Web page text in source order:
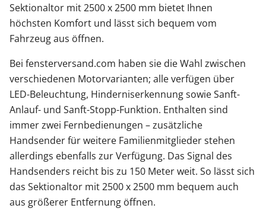
Sektionaltor mit 2500 x 2500 mm bietet Ihnen
höchsten Komfort und lässt sich bequem vom
Fahrzeug aus öffnen.
Bei fensterversand.com haben sie die Wahl zwischen
verschiedenen Motorvarianten; alle verfügen über
LED-Beleuchtung, Hinderniserkennung sowie Sanft-
Anlauf- und Sanft-Stopp-Funktion. Enthalten sind
immer zwei Fernbedienungen – zusätzliche
Handsender für weitere Familienmitglieder stehen
allerdings ebenfalls zur Verfügung. Das Signal des
Handsenders reicht bis zu 150 Meter weit. So lässt sich
das Sektionaltor mit 2500 x 2500 mm bequem auch
aus größerer Entfernung öffnen.